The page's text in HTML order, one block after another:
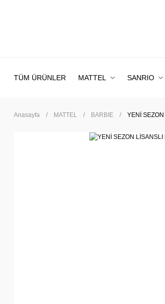
TÜM ÜRÜNLER MATTEL SANRIO
Anasayfa MATTEL BARBIE YENİ